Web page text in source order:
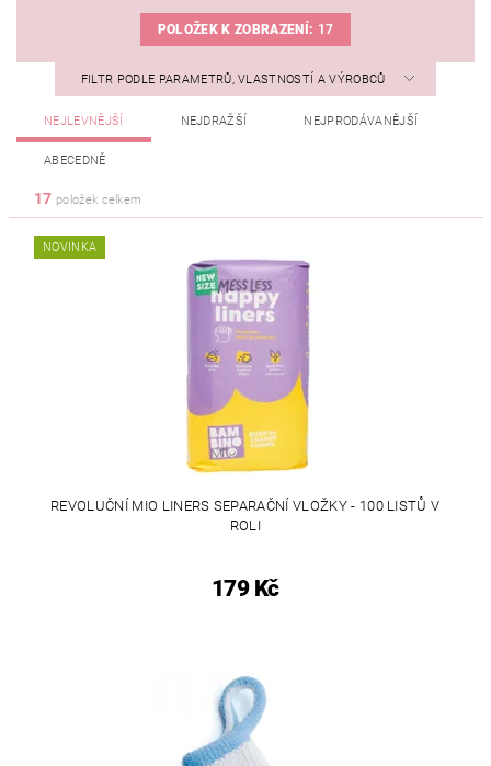
POLOŽEK K ZOBRAZENÍ: 17
FILTR PODLE PARAMETRŮ, VLASTNOSTÍ A VÝROBCŮ
NEJLEVNĚJŠÍ NEJDRAŽŠÍ NEJPRODÁVANĚJŠÍ
ABECEDNĚ
17 položek celkem
NOVINKA
REVOLUČNÍ MIO LINERS SEPARAČNÍ VLOŽKY - 100 LISTŮ V
ROLI
179 Kč